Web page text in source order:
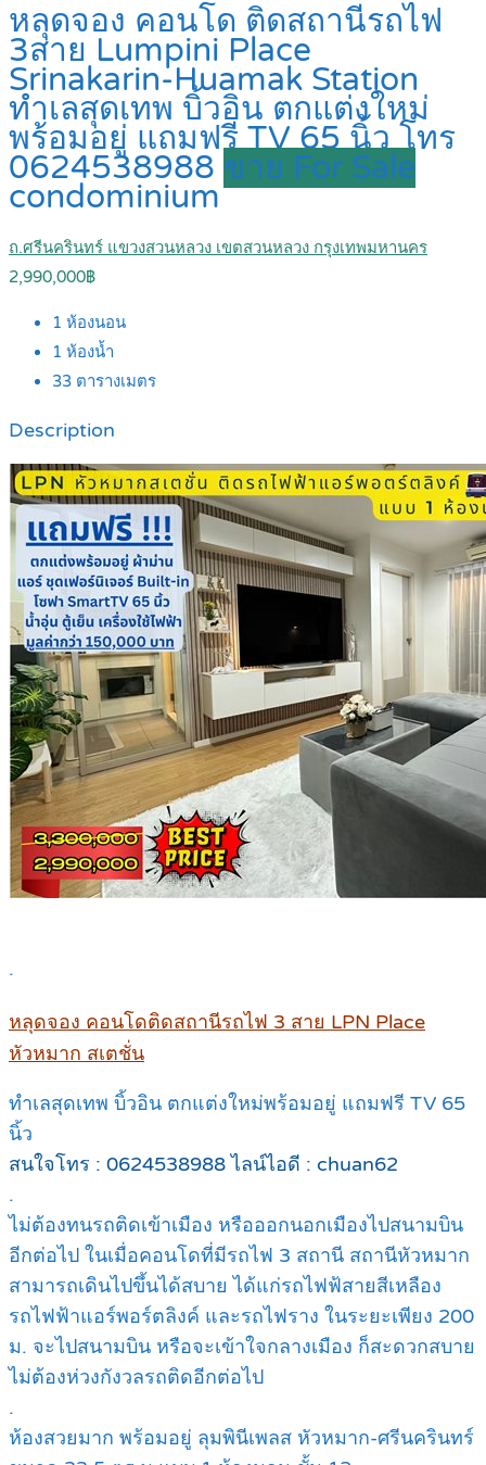
หลุดจอง คอนโด ติดสถานีรถไฟ
3สาย Lumpini Place
Srinakarin-Huamak Station
ทำเลสุดเทพ บิ้วอิน ตกแต่งใหม่
พร้อมอยู่ แถมฟรี TV 65 นิ้ว โทร
0624538988 ขาย For Sale
condominium
ถ.ศรีนครินทร์ แขวงสวนหลวง เขตสวนหลวง กรุงเทพมหานคร
2,990,000฿
1 ห้องนอน
1 ห้องน้ำ
33 ตารางเมตร
Description
.
หลุดจอง คอนโดติดสถานีรถไฟ 3 สาย LPN Place
หัวหมาก สเตชั่น
ทำเลสุดเทพ บิ้วอิน ตกแต่งใหม่พร้อมอยู่ แถมฟรี TV 65
นิ้ว
สนใจโทร : 0624538988 ไลน์ไอดี : chuan62
.
ไม่ต้องทนรถติดเข้าเมือง หรือออกนอกเมืองไปสนามบิน
อีกต่อไป ในเมื่อคอนโดที่มีรถไฟ 3 สถานี สถานีหัวหมาก
สามารถเดินไปขึ้นได้สบาย ได้แก่รถไฟฟ้สายสีเหลือง
รถไฟฟ้าแอร์พอร์ตลิงค์ และรถไฟราง ในระยะเพียง 200
ม. จะไปสนามบิน หรือจะเข้าใจกลางเมือง ก็สะดวกสบาย
ไม่ต้องห่วงกังวลรถติดอีกต่อไป
.
ห้องสวยมาก พร้อมอยู่ ลุมพินีเพลส หัวหมาก-ศรีนครินทร์